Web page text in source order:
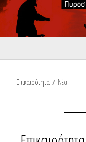
Επικαιρότητα / Νέα